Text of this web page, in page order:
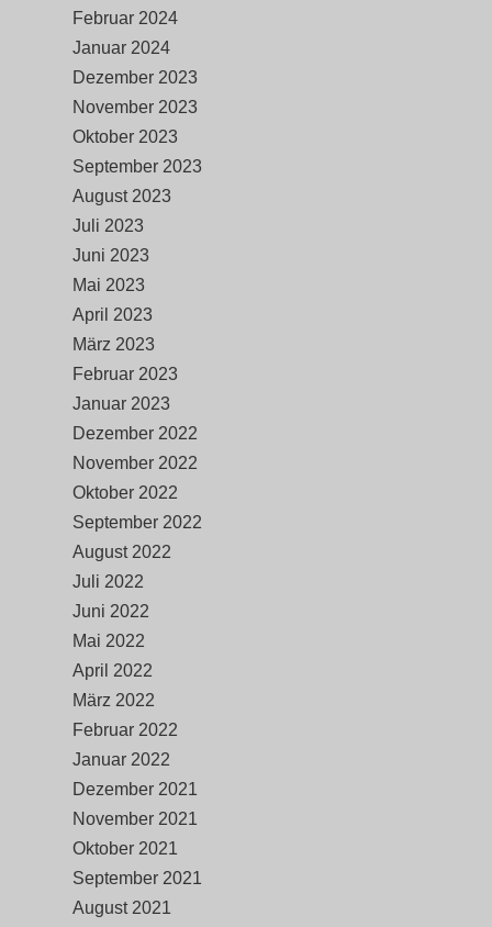
Februar 2024
Januar 2024
Dezember 2023
November 2023
Oktober 2023
September 2023
August 2023
Juli 2023
Juni 2023
Mai 2023
April 2023
März 2023
Februar 2023
Januar 2023
Dezember 2022
November 2022
Oktober 2022
September 2022
August 2022
Juli 2022
Juni 2022
Mai 2022
April 2022
März 2022
Februar 2022
Januar 2022
Dezember 2021
November 2021
Oktober 2021
September 2021
August 2021